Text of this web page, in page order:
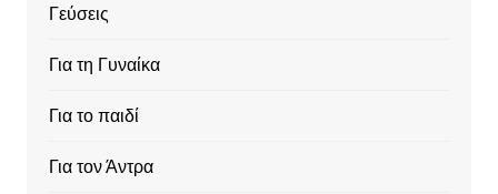
Γεύσεις
Για τη Γυναίκα
Για το παιδί
Για τον Άντρα